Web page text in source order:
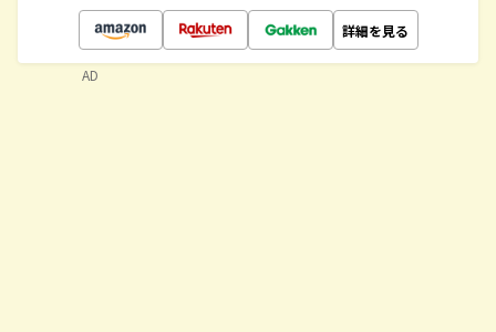
詳細を見る
AD